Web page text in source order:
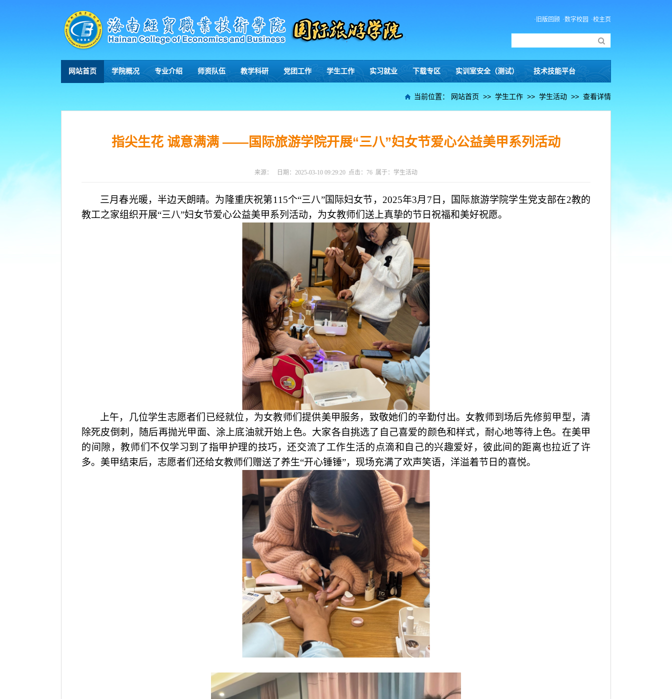
·校主页
·数字校园
·旧版回顾
网站首页 学院概况 专业介绍 师资队伍 教学科研 党团工作 学生工作 实习就业 下载专区 实训室安全（测试） 技术技能平台
当前位置： 网站首页 >> 学生工作 >> 学生活动 >> 查看详情
指尖生花 诚意满满 ——国际旅游学院开展“三八”妇女节爱心公益美甲系列活动
来源： 日期： 2025-03-10 09:29:20 点击： 76 属于： 学生活动
三月春光暖，半边天朗晴。为隆重庆祝第115个“三八”国际妇女节，2025年3月7日，国际旅游学院学生党支部在2教的
教工之家组织开展“三八”妇女节爱心公益美甲系列活动，为女教师们送上真挚的节日祝福和美好祝愿。
上午，几位学生志愿者们已经就位，为女教师们提供美甲服务，致敬她们的辛勤付出。女教师到场后先修剪甲型，清
除死皮倒刺，随后再抛光甲面、涂上底油就开始上色。大家各自挑选了自己喜爱的颜色和样式，耐心地等待上色。在美甲
的间隙，教师们不仅学习到了指甲护理的技巧，还交流了工作生活的点滴和自己的兴趣爱好，彼此间的距离也拉近了许
多。美甲结束后，志愿者们还给女教师们赠送了养生“开心锤锤”，现场充满了欢声笑语，洋溢着节日的喜悦。